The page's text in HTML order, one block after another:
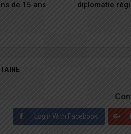
de 15 ans
diplomatie
Login With Facebook